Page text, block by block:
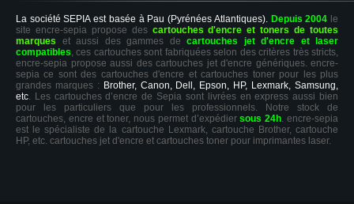
La société SEPIA est basée à Pau (Pyrénées Atlantiques). Depuis 2004 le
site encre-sepia propose des cartouches d'encre et toners de toutes
marques et aussi des gammes de cartouches jet d'encre et laser
compatibles, ces cartouches sont fabriquées selon des critères très stricts,
encre-sepia propose aussi des cartouches jet d'encre génériques. encre-
sepia ce sont des cartouches d'encre et cartouches toner pour les plus
grandes marques : Brother, Canon, Dell, Epson, HP, Lexmark, Samsung,
etc. Les cartouches d’encre de Sepia sont livrées en express aussi bien
pour les particuliers que pour les professionnels. Notre stock de
cartouches, encre et toner, nous permet d’expédiersous 24h. encre-sepia
est le spécialiste de la cartouche Lexmark, cartouche Brother, cartouche
HP, etc. cartouches jet d'encre et cartouches toner pour imprimantes laser.